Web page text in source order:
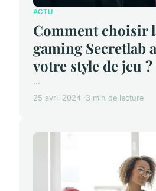
ACTU
Comment choisir
gaming Secretlab
votre style de jeu ?
...
25 avril 2024 3 min de lecture